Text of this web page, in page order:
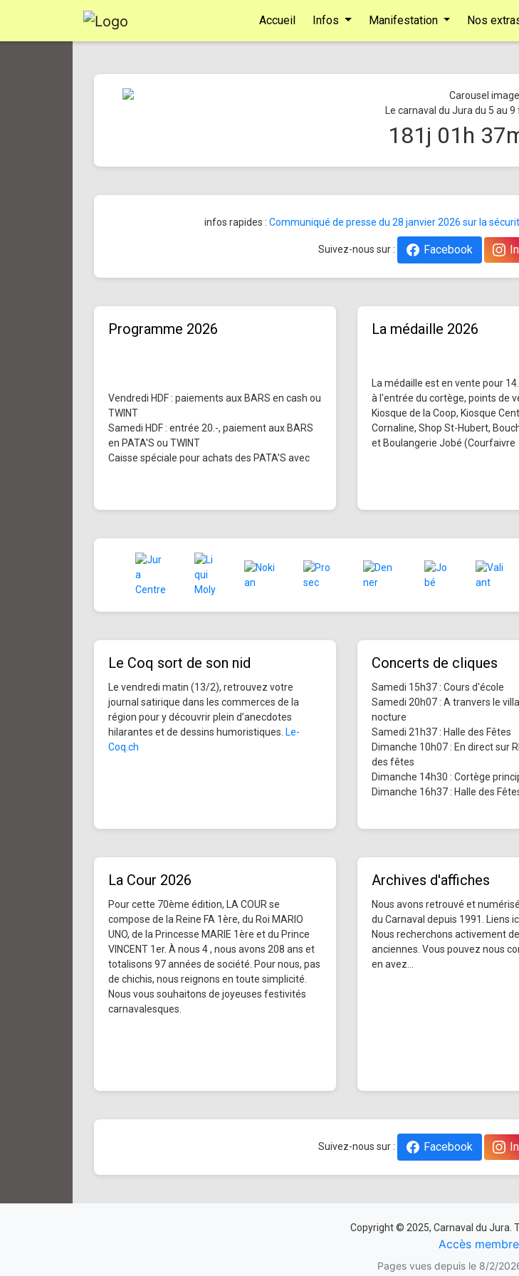
Accueil Infos Manifestation Nos
Le carnaval du Jura du 5 au
181 j 01 h 37
infos rapides : Communiqué de presse du 28 janvier 2026 sur la
Suivez-nous sur : Facebook
Programme 2026
Vendredi HDF : paiements aux BARS en cash ou
TWINT
Samedi HDF : entrée 20.-, paiement aux BARS
en PATA'S ou TWINT
Caisse spéciale pour achats des PATA'S avec
La médaille 2026
La médaille est en vente pour
à l'entrée du cortège, points de
Kiosque de la Coop, Kiosque
Cornaline, Shop St-Hubert,
et Boulangerie Jobé (Courfaivre
Le Coq sort de son nid
Le vendredi matin (13/2), retrouvez votre
journal satirique dans les commerces de la
région pour y découvrir plein d’anecdotes
hilarantes et de dessins humoristiques. Le-
Coq.ch
Concerts de cliques
Samedi 15h37 : Cours d'école
Samedi 20h07 : A tranvers le
nocture
Samedi 21h37 : Halle des Fêtes
Dimanche 10h07 : En direct sur
des fêtes
Dimanche 14h30 : Cortège
Dimanche 16h37 : Halle des
La Cour 2026
Pour cette 70ème édition, LA COUR se
compose de la Reine FA 1ère, du Roi MARIO
UNO, de la Princesse MARIE 1ère et du Prince
VINCENT 1er. À nous 4 , nous avons 208 ans et
totalisons 97 années de société. Pour nous, pas
de chichis, nous reignons en toute simplicité.
Nous vous souhaitons de joyeuses festivités
carnavalesques.
Archives d'affiches
Nous avons retrouvé et
du Carnaval depuis 1991. Liens
Nous recherchons activement
anciennes. Vous pouvez nous
en avez...
Suivez-nous sur : Facebook
Copyright © 2025, Carnaval du Jura.
Accès membre
Pages vues depuis le 8/2/